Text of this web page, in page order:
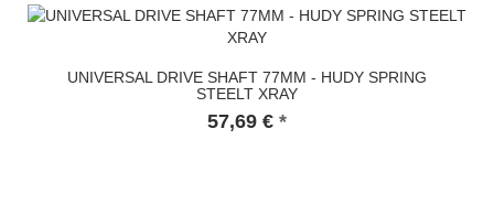
UNIVERSAL DRIVE SHAFT 77MM - HUDY SPRING
STEELT XRAY
57,69 € *